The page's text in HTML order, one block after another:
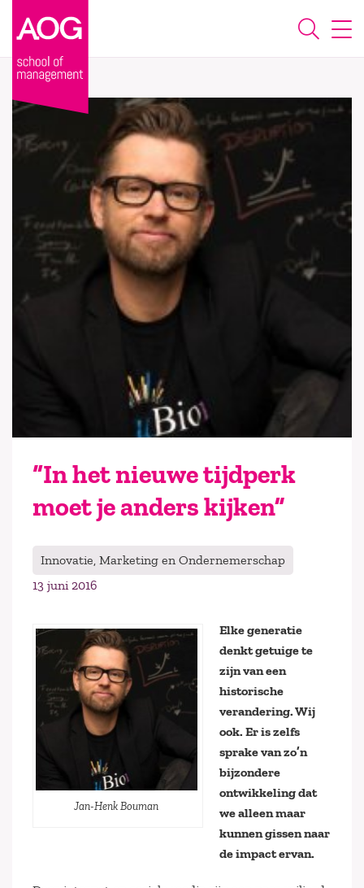
“In het nieuwe tijdperk
moet je anders kijken”
Innovatie, Marketing en Ondernemerschap
13 juni 2016
Jan-Henk Bouman
Elke generatie
denkt getuige te
zijn van een
historische
verandering. Wij
ook. Er is zelfs
sprake van zo’n
bijzondere
ontwikkeling dat
we alleen maar
kunnen gissen naar
de impact ervan.